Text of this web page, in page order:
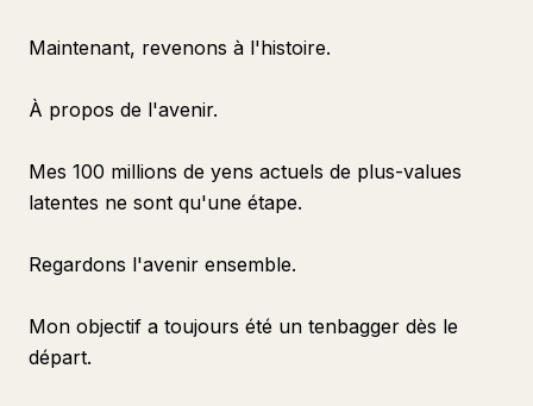
Maintenant, revenons à l'histoire.
À propos de l'avenir.
Mes 100 millions de yens actuels de plus-values
latentes ne sont qu'une étape.
Regardons l'avenir ensemble.
Mon objectif a toujours été un tenbagger dès le
départ.